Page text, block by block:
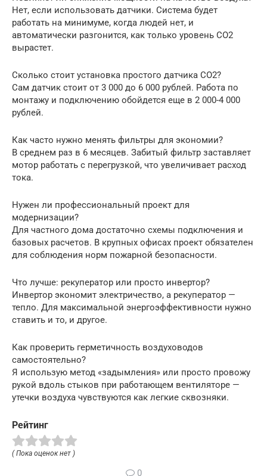
Нет, если использовать датчики. Система будет
работать на минимуме, когда людей нет, и
автоматически разгонится, как только уровень CO2
вырастет.
Сколько стоит установка простого датчика CO2?
Сам датчик стоит от 3 000 до 6 000 рублей. Работа по
монтажу и подключению обойдется еще в 2 000-4 000
рублей.
Как часто нужно менять фильтры для экономии?
В среднем раз в 6 месяцев. Забитый фильтр заставляет
мотор работать с перегрузкой, что увеличивает расход
тока.
Нужен ли профессиональный проект для
модернизации?
Для частного дома достаточно схемы подключения и
базовых расчетов. В крупных офисах проект обязателен
для соблюдения норм пожарной безопасности.
Что лучше: рекуператор или просто инвертор?
Инвертор экономит электричество, а рекуператор —
тепло. Для максимальной энергоэффективности нужно
ставить и то, и другое.
Как проверить герметичность воздуховодов
самостоятельно?
Я использую метод «задымления» или просто провожу
рукой вдоль стыков при работающем вентиляторе —
утечки воздуха чувствуются как легкие сквозняки.
Рейтинг
( Пока оценок нет )
0